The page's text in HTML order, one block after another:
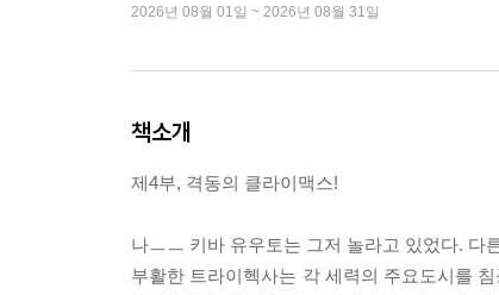
2026년 08월 01일 ~ 2026년 08월 31일
책소개
제4부, 격동의 클라이맥스!
나ㅡㅡ 키바 유우토는 그저 놀라고 있었다. 다
부활한 트라이헥사는 각 세력의 주요도시를